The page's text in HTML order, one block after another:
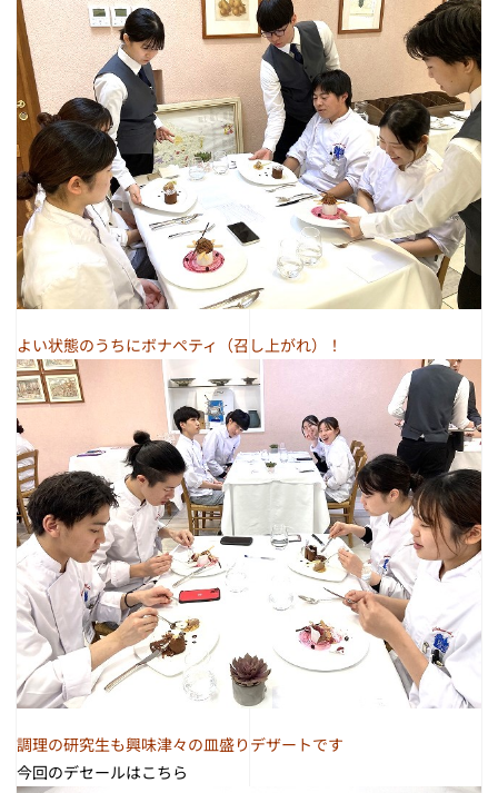
よい状態のうちにボナペティ（召し上がれ）！
調理の研究生も興味津々の皿盛りデザートです
今回のデセールはこちら